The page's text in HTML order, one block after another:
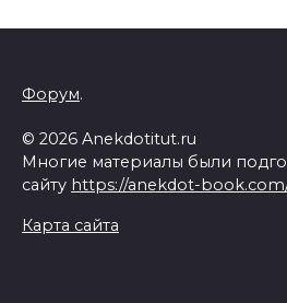
Форум.
© 2026 Anekdotitut.ru
Многие материалы были
сайту https://anekdot-
Карта сайта